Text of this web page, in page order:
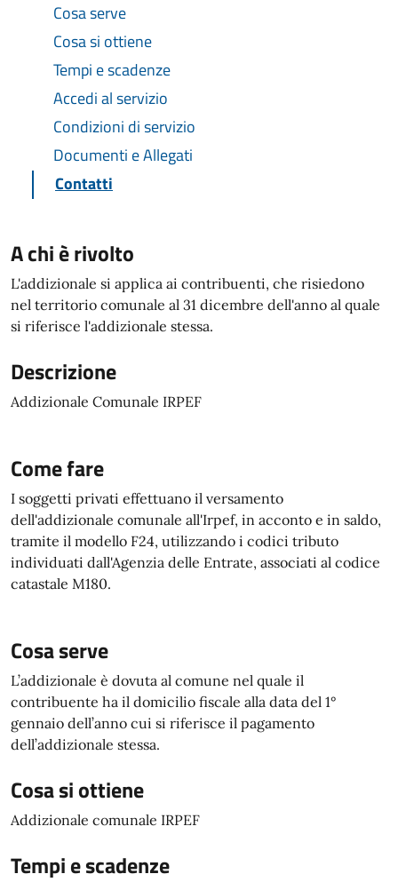
Cosa serve
Cosa si ottiene
Tempi e scadenze
Accedi al servizio
Condizioni di servizio
Documenti e Allegati
Contatti
A chi è rivolto
L'addizionale si applica ai contribuenti, che risiedono
nel territorio comunale al 31 dicembre dell'anno al quale
si riferisce l'addizionale stessa.
Descrizione
Addizionale Comunale IRPEF
Come fare
I soggetti privati effettuano il versamento
dell'addizionale comunale all'Irpef, in acconto e in saldo,
tramite il modello F24, utilizzando i codici tributo
individuati dall'Agenzia delle Entrate, associati al codice
catastale M180.
Cosa serve
L’addizionale è dovuta al comune nel quale il
contribuente ha il domicilio fiscale alla data del 1°
gennaio dell’anno cui si riferisce il pagamento
dell’addizionale stessa.
Cosa si ottiene
Addizionale comunale IRPEF
Tempi e scadenze